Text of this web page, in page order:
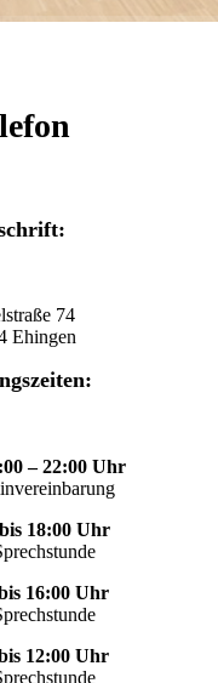
74
Ehingen
– 22:00 Uhr
18:00 Uhr
16:00 Uhr
12:00 Uhr